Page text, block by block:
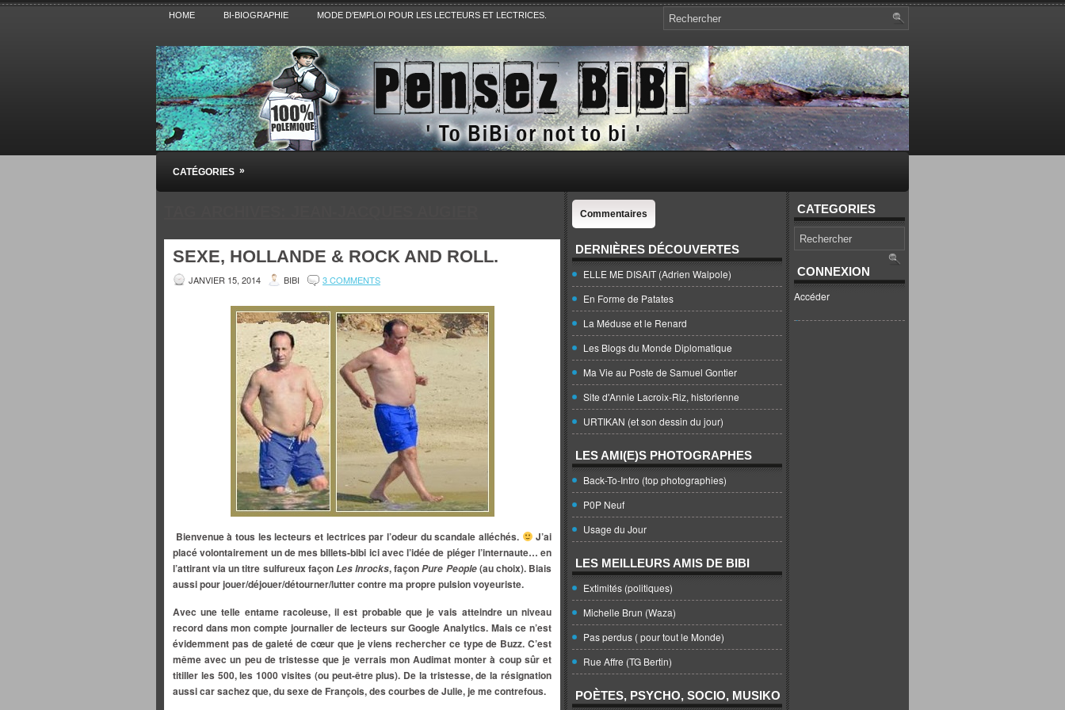
HOME BI-BIOGRAPHIE MODE D’EMPLOI POUR LES LECTEURS ET LECTRICES.
Pensez BiBi
Blog polémique sur l'Actualité, la Culture, la Politique, le Sport,. Avec Revue de presse et de blogs.
CATÉGORIES »
SEXE, HOLLANDE & ROCK AND ROLL.
JANVIER 15, 2014 BIBI 3 COMMENTS
Bienvenue à tous les lecteurs et lectrices par l’odeur du scandale alléchés.
J’ai
placévolontairement un de mes billets-bibi ici avec l’idée de piéger l’internaute… en
l’attirant via un titre sulfureux façonLes Inrocks, façonPure People(au choix). Biais
aussi pour jouer/déjouer/détourner/lutter contre ma propre pulsion voyeuriste.
Avec une telle entame racoleuse, il est probable que je vais atteindre un niveau
record dans mon compte journalier de lecteurs sur Google Analytics. Mais ce n’est
évidemment pas de gaieté de cœur que je viens rechercher ce type de Buzz. C’est
même avec un peu de tristesse que je verrais mon Audimat monter à coup sûr et
titiller les 500, les 1000 visites (ou peut-être plus). De la tristesse, de la résignation
aussi car sachez que, du sexe de François, des courbes de Julie, je me contrefous.
Commentaires
DERNIÈRES DÉCOUVERTES
ELLE ME DISAIT (Adrien Walpole)
En Forme de Patates
La Méduse et le Renard
Les Blogs du Monde Diplomatique
Ma Vie au Poste de Samuel Gontier
Site d'Annie Lacroix-Riz, historienne
URTIKAN (et son dessin du jour)
LES AMI(E)S PHOTOGRAPHES
Back-To-Intro (top photographies)
P0P Neuf
Usage du Jour
LES MEILLEURS AMIS DE BIBI
Extimités (politiques)
Michelle Brun (Waza)
Pas perdus ( pour tout le Monde)
Rue Affre (TG Bertin)
POÈTES, PSYCHO, SOCIO, MUSIKO
CATEGORIES
CONNEXION
Accéder